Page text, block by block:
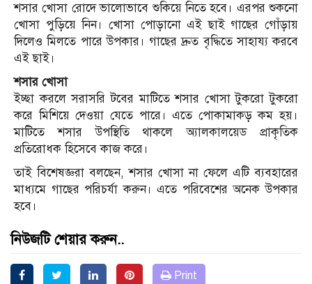
শসার খোসা রোদে ভালোভাবে শুকিয়ে নিতে হবে। এরপর শুকনো
খোসা পুড়িয়ে নিন। খোসা পোড়ানো এই ছাই গাছের গোঁড়ায়
দিলেও মিলতে পারে উপকার। গাছের দ্রুত বৃদ্ধিতে সাহায্য করবে
এই ছাই।
শসার খোসা
ইচ্ছা করলে সরাসরি টবের মাটিতে শসার খোসা টুকরো টুকরো
করে মিশিয়ে দেওয়া যেতে পারে। এতে পোকামাকড় কম হয়।
মাটিতে শসার উপস্থিতি থাকলে অ্যালকালয়েড প্রাকৃতিক
প্রতিরোধক হিসেবে কাজ করে।
তাই বিশেষজ্ঞরা বলছেন, শসার খোসা না ফেলে এটি ব্যবহারের
মাধ্যমে গাছের পরিচর্যা করুন। এতে পরিবেশের অনেক উপকার
হবে।
নিউজটি শেয়ার করুন..
Print